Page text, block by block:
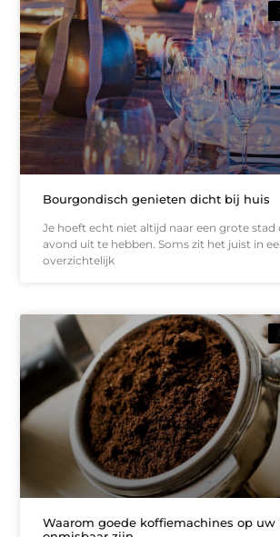
Bourgondisch genieten dicht bij huis
Je hoeft echt niet altijd naar een grote stad
avond uit te hebben. Soms zit het juist in
overzichtelijk
Waarom goede koffiemachines op